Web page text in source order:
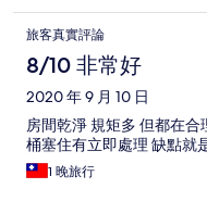
旅客真實評論
8/10 非常好
2020 年 9 月 10 日
房間乾淨 規矩多 但都在
桶塞住有立即處理 缺點就
1 晚旅行